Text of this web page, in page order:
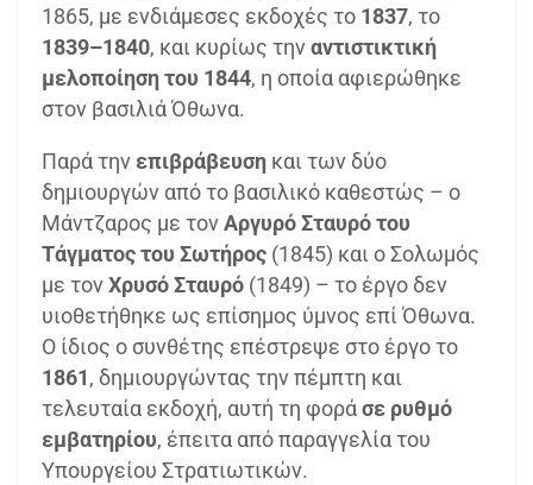
1865, με ενδιάμεσες εκδοχές το 1837, το
1839–1840, και κυρίως τηναντιστικτική
μελοποίηση του 1844, η οποία αφιερώθηκε
στον βασιλιά Όθωνα.
Παρά την επιβράβευση και των δύο
δημιουργών από το βασιλικό καθεστώς – ο
Μάντζαρος με τονΑργυρό Σταυρό του
Τάγματος του Σωτήρος (1845) και ο Σολωμός
με τονΧρυσό Σταυρό (1849) – το έργο δεν
υιοθετήθηκε ως επίσημος ύμνος επί Όθωνα.
Ο ίδιος ο συνθέτης επέστρεψε στο έργο το
1861, δημιουργώντας την πέμπτη και
τελευταία εκδοχή, αυτή τη φοράσε ρυθμό
εμβατηρίου, έπειτα από παραγγελία του
Υπουργείου Στρατιωτικών.